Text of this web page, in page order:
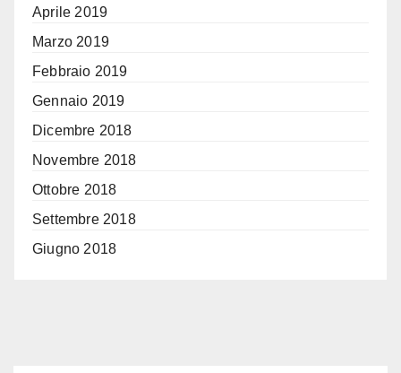
Aprile 2019
Marzo 2019
Febbraio 2019
Gennaio 2019
Dicembre 2018
Novembre 2018
Ottobre 2018
Settembre 2018
Giugno 2018